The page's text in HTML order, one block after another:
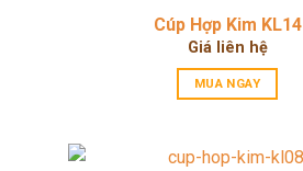
Cúp Hợp Kim KL14
Giá liên hệ
MUA NGAY